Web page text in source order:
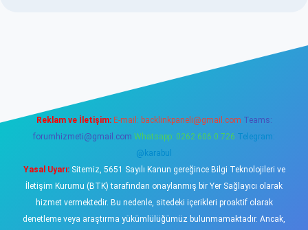
Reklam ve İletişim: E-mail: backlinkpaneli@gmail.com Teams:
forumhizmeti@gmail.com Whatsapp: 0262 606 0 726 Telegram:
@karabul
Yasal Uyarı:Sitemiz, 5651 Sayılı Kanun gereğince Bilgi Teknolojileri ve
İletişim Kurumu (BTK) tarafından onaylanmış bir Yer Sağlayıcı olarak
hizmet vermektedir. Bu nedenle, sitedeki içerikleri proaktif olarak
denetleme veya araştırma yükümlülüğümüz bulunmamaktadır. Ancak,